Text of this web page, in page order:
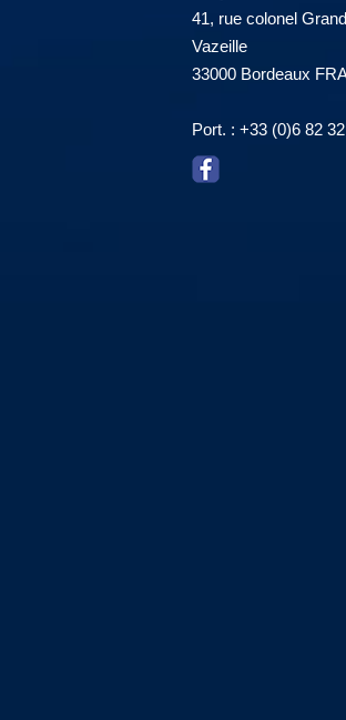
41, rue colonel
Vazeille
33000 Bordeaux
Port. : +33 (0)6 82